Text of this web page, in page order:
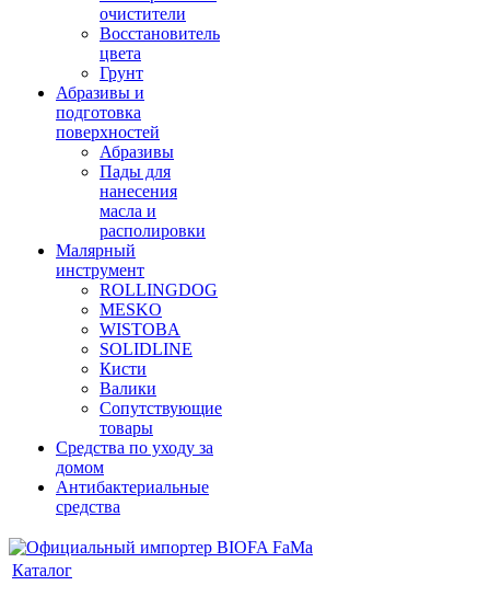
очистители
Восстановитель
цвета
Грунт
Абразивы и
подготовка
поверхностей
Абразивы
Пады для
нанесения
масла и
располировки
Малярный
инструмент
ROLLINGDOG
MESKO
WISTOBA
SOLIDLINE
Кисти
Валики
Сопутствующие
товары
Средства по уходу за
домом
Антибактериальные
средства
Каталог